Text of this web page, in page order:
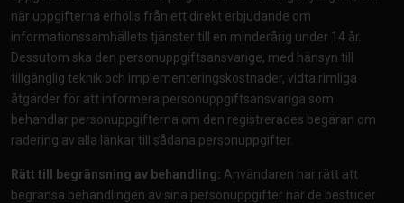
när uppgifterna erhölls från ett direkt erbjudande om
informationssamhällets tjänster till en minderårig under 14 år.
Dessutom ska den personuppgiftsansvarige, med hänsyn till
tillgänglig teknik och implementeringskostnader, vidta rimliga
åtgärder för att informera personuppgiftsansvariga som
behandlar personuppgifterna om den registrerades begäran om
radering av alla länkar till sådana personuppgifter.
Rätt till begränsning av behandling: Användaren har rätt att
begränsa behandlingen av sina personuppgifter när de bestrider